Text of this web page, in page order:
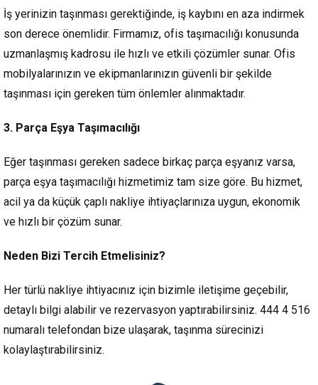
İş yerinizin taşınması gerektiğinde, iş kaybını en aza indirmek
son derece önemlidir. Firmamız, ofis taşımacılığı konusunda
uzmanlaşmış kadrosu ile hızlı ve etkili çözümler sunar. Ofis
mobilyalarınızın ve ekipmanlarınızın güvenli bir şekilde
taşınması için gereken tüm önlemler alınmaktadır.
3. Parça Eşya Taşımacılığı
Eğer taşınması gereken sadece birkaç parça eşyanız varsa,
parça eşya taşımacılığı hizmetimiz tam size göre. Bu hizmet,
acil ya da küçük çaplı nakliye ihtiyaçlarınıza uygun, ekonomik
ve hızlı bir çözüm sunar.
Neden Bizi Tercih Etmelisiniz?
Her türlü nakliye ihtiyacınız için bizimle iletişime geçebilir,
detaylı bilgi alabilir ve rezervasyon yaptırabilirsiniz. 444 4 516
numaralı telefondan bize ulaşarak, taşınma sürecinizi
kolaylaştırabilirsiniz.
Müşteri Temsilcisi Fiyat Teklif